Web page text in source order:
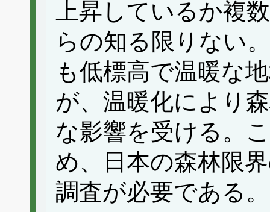
上昇しているか複
らの知る限りない
も低標高で温暖な
が、温暖化により
な影響を受ける。
め、日本の森林限
調査が必要である。